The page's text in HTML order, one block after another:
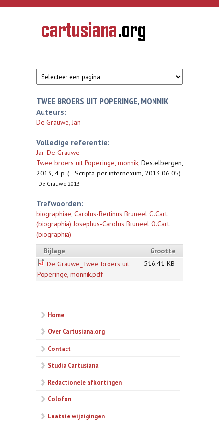
Overslaan en naar de inhoud gaan
CARTUSIANA
Geschiedenis
van de
TWEE BROERS UIT POPERINGE, MONNIK
Auteurs:
De Grauwe, Jan
Volledige referentie:
Jan De Grauwe
Twee broers uit Poperinge, monnik, Destelbergen,
2013, 4 p. (= Scripta per internexum, 2013.06.05)
[De Grauwe 2013]
Trefwoorden:
biographiae, Carolus-Bertinus Bruneel O.Cart.
(biographia) Josephus-Carolus Bruneel O.Cart.
(biographia)
Bijlage
Grootte
De Grauwe_Twee broers uit
Poperinge, monnik.pdf
516.41 KB
Home
Over Cartusiana.org
Contact
Studia Cartusiana
Redactionele afkortingen
Colofon
Laatste wijzigingen